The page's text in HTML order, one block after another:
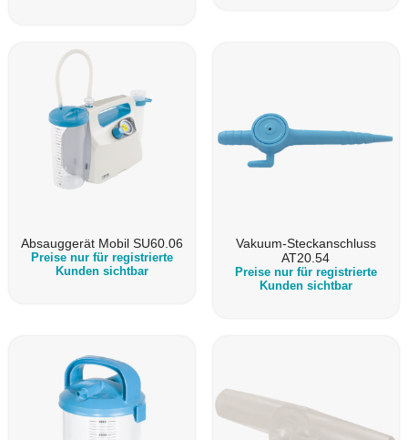
Absauggerät Mobil SU60.06
Preise nur für registrierte
Kunden sichtbar
Vakuum-Steckanschluss
AT20.54
Preise nur für registrierte
Kunden sichtbar